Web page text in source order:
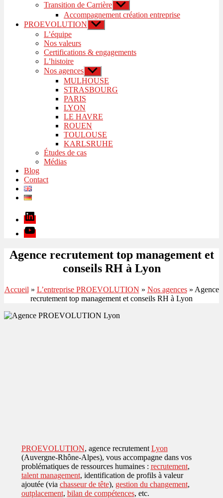
Transition de Carrière Afficher
le
sous-
Accompagnement création entreprise
PROEVOLUTION Afficher
le
L’équipe
Nos valeurs
Certifications & engagements
L’histoire
Nos agences Afficher
le
sous-
menu
MULHOUSE
STRASBOURG
PARIS
LYON
LE HAVRE
ROUEN
TOULOUSE
KARLSRUHE
Études de cas
Médias
Blog
Contact
Linkedin
Youtube
Agence recrutement top management et
conseils RH à Lyon
Accueil » L’entreprise PROEVOLUTION » Nos agences» Agence
recrutement top management et conseils RH à Lyon
PROEVOLUTION, agence recrutement Lyon
(Auvergne-Rhône-Alpes), vous accompagne dans vos
problématiques de ressources humaines : recrutement,
talent management, identification de profils à valeur
ajoutée (via chasseur de tête), gestion du changement,
outplacement, bilan de compétences, etc.